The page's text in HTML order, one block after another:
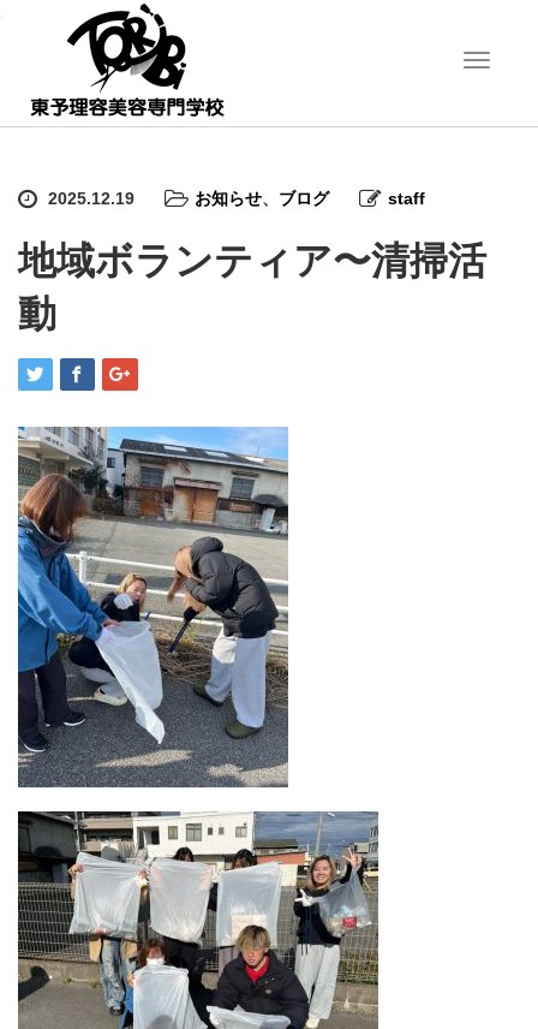
T
v
i
2025.12.19 お知らせ、 ブログ staff
地域ボランティア〜清掃活
動